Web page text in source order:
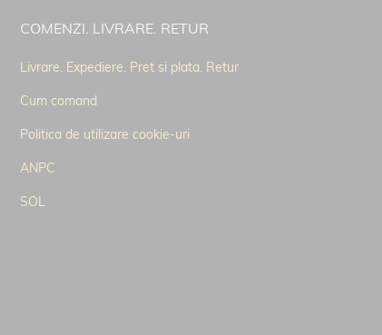
COMENZI. LIVRARE. RETUR
Livrare. Expediere. Pret si plata. Retur
Cum comand
Politica de utilizare cookie-uri
ANPC
SOL